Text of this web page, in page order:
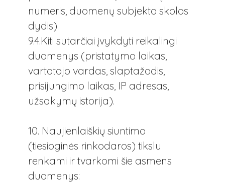
numeris, duomenų subjekto skolos
dydis).
9.4.Kiti sutarčiai įvykdyti reikalingi
duomenys (pristatymo laikas,
vartotojo vardas, slaptažodis,
prisijungimo laikas, IP adresas,
užsakymų istorija).
10. Naujienlaiškių siuntimo
(tiesioginės rinkodaros) tikslu
renkami ir tvarkomi šie asmens
duomenys: